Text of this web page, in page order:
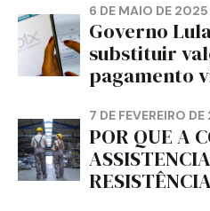
CORTIÇA E
PAPEL DO
PARANÁ –
6 DE MAIO DE 2025
Governo
substituir
pagamento
7 DE FEVEREIRO
POR QUE A